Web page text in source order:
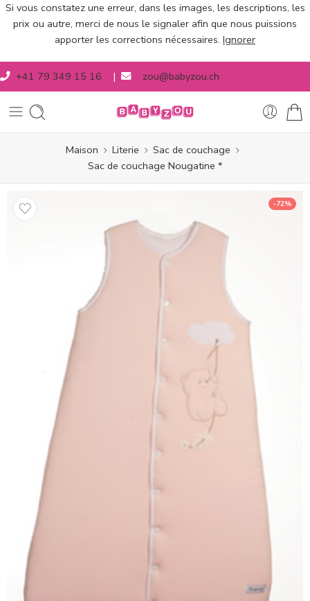
Si vous constatez une erreur, dans les images, les descriptions, les
prix ou autre, merci de nous le signaler afin que nous puissions
apporter les corrections nécessaires. Ignorer
+41 79 349 15 16 | zou@babyzou.ch
Maison Literie
Sac de couchage
Sac de couchage Nougatine *
-72%